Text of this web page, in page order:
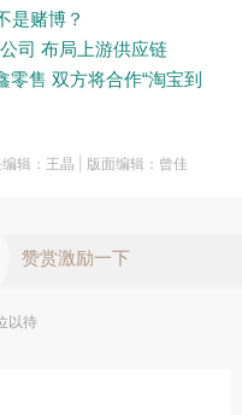
是赌博？
司 布局上游供应链
售 双方将合作“淘宝到
辑：王晶 | 版面编辑：曾佳
赞赏激励一下
以待